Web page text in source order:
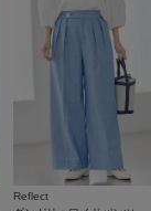
Reflect